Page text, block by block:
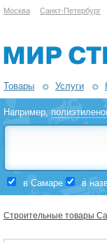
Москва Санкт-Петербург
Товары Услуги
Например,
в Самаре в
Строительные товары